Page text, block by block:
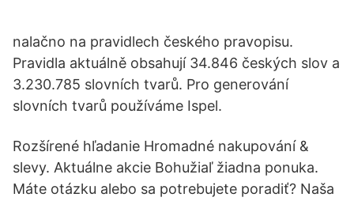
nalačno na pravidlech českého pravopisu.
Pravidla aktuálně obsahují 34.846 českých slov a
3.230.785 slovních tvarů. Pro generování
slovních tvarů používáme Ispel.
Rozšírené hľadanie Hromadné nakupování &
slevy. Aktuálne akcie Bohužiaľ žiadna ponuka.
Máte otázku alebo sa potrebujete poradiť? Naša